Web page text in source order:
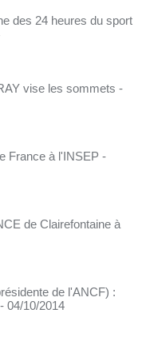
des 24 heures du sport
vise les sommets -
France à l'INSEP -
de Clairefontaine à
de l'ANCF) :
- 04/10/2014